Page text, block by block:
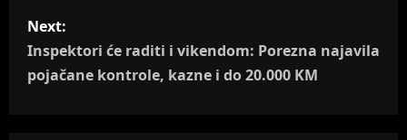
t
n
Next:
Inspektori će raditi i vikendom: Porezna najavila
pojačane kontrole, kazne i do 20.000 KM